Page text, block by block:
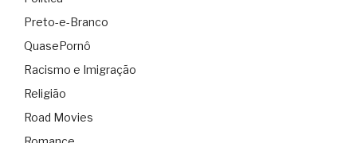
Preto-e-Branco
QuasePornô
Racismo e Imigração
Religião
Road Movies